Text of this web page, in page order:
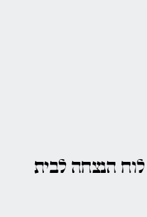
הנצחה לבית